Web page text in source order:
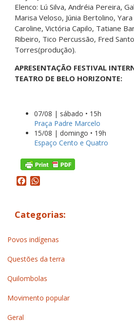
Elenco: Lú Silva, Andréia Pereira,
Marisa Veloso, Júnia Bertolino,
Caroline, Victória Capilo, Tatiane
Ribeiro, Tico Percussão, Fred
Torres(produção).
APRESENTAÇÃO FESTIVAL
TEATRO DE BELO HORIZONTE:
07/08 | sábado • 15h
Praça Padre Marcelo
15/08 | domingo • 19h
Espaço Cento e Quatro
Facebook
Categorias:
Povos indígenas
Questões da terra
Quilombolas
Movimento popular
Geral